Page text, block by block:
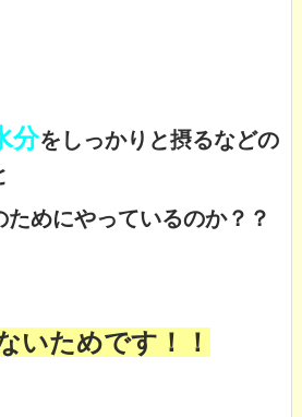
分をしっかりと摂るなどの
めにやっているのか？？
いためです！！